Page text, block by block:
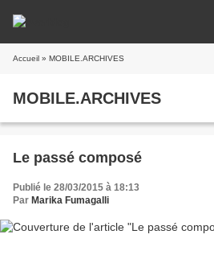
Accueil » MOBILE.ARCHIVES
MOBILE.ARCHIVES
Le passé composé
Publié le 28/03/2015 à 18:13
Par Marika Fumagalli